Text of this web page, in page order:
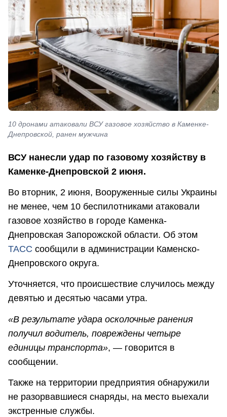
10 дронами атаковали ВСУ газовое хозяйство в Каменке-
Днепровской, ранен мужчина
ВСУ нанесли удар по газовому хозяйству в
Каменке-Днепровской 2 июня.
Во вторник, 2 июня, Вооруженные силы Украины
не менее, чем 10 беспилотниками атаковали
газовое хозяйство в городе Каменка-
Днепровская Запорожской области. Об этом
ТАСС сообщили в администрации Каменско-
Днепровского округа.
Уточняется, что происшествие случилось между
девятью и десятью часами утра.
«В результате удара осколочные ранения
получил водитель, повреждены четыре
единицы транспорта», — говорится в
сообщении.
Также на территории предприятия обнаружили
не разорвавшиеся снаряды, на место выехали
экстренные службы.